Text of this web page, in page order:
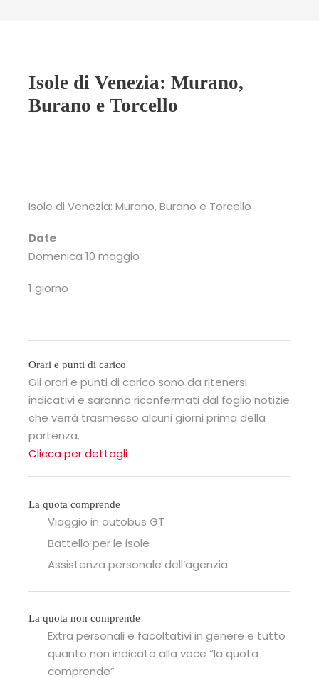
Isole di Venezia: Murano,
Burano e Torcello
Isole di Venezia: Murano, Burano e Torcello
Date
Domenica 10 maggio
1 giorno
Orari e punti di carico
Gli orari e punti di carico sono da ritenersi
indicativi e saranno riconfermati dal foglio notizie
che verrà trasmesso alcuni giorni prima della
partenza.
Clicca per dettagli
La quota comprende
Viaggio in autobus GT
Battello per le isole
Assistenza personale dell’agenzia
La quota non comprende
Extra personali e facoltativi in genere e tutto
quanto non indicato alla voce “la quota
comprende”